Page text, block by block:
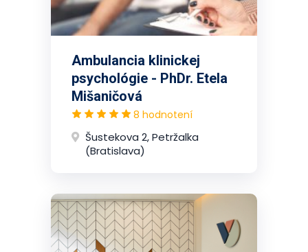
Ambulancia klinickej
psychológie - PhDr. Etela
Mišaničová
8 hodnotení
Šustekova 2, Petržalka
(Bratislava)